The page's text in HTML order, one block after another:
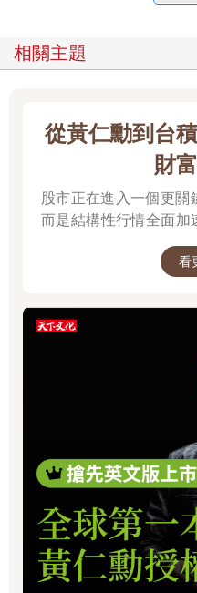
相關主題
從黃仁勳到台
財
股市正在進入一個更關
而是結構性行情全面加
動全球科技基礎建設持
潮的關鍵樞紐上。而在
你不得不認識：黃仁勳
AI算力時代的規則，而
的核心引擎。從AI晶片
服器，整條產業鏈正在
利與出口預期同步上修
是一次世界趨勢的重組
也正在改變資本流向與
看